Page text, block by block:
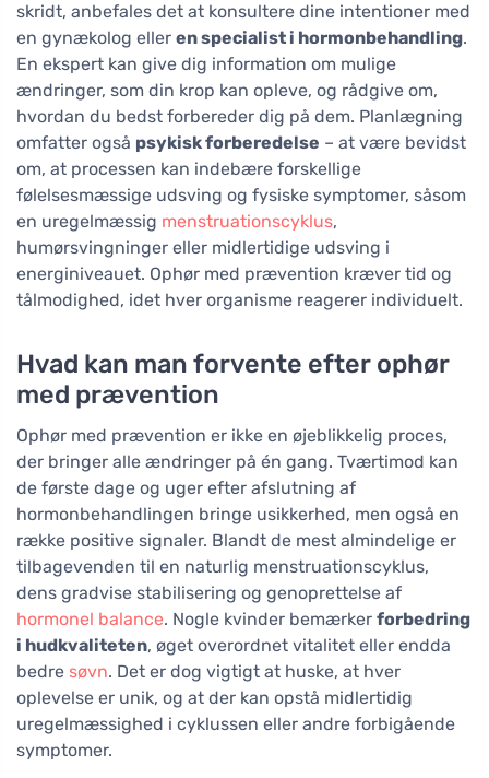
skridt, anbefales det at konsultere dine intentioner med
en gynækolog eller en specialist i hormonbehandling.
En ekspert kan give dig information om mulige
ændringer, som din krop kan opleve, og rådgive om,
hvordan du bedst forbereder dig på dem. Planlægning
omfatter også psykisk forberedelse – at være bevidst
om, at processen kan indebære forskellige
følelsesmæssige udsving og fysiske symptomer, såsom
en uregelmæssig menstruationscyklus,
humørsvingninger eller midlertidige udsving i
energiniveauet. Ophør med prævention kræver tid og
tålmodighed, idet hver organisme reagerer individuelt.
Hvad kan man forvente efter ophør
med prævention
Ophør med prævention er ikke en øjeblikkelig proces,
der bringer alle ændringer på én gang. Tværtimod kan
de første dage og uger efter afslutning af
hormonbehandlingen bringe usikkerhed, men også en
række positive signaler. Blandt de mest almindelige er
tilbagevenden til en naturlig menstruationscyklus,
dens gradvise stabilisering og genoprettelse af
hormonel balance. Nogle kvinder bemærker forbedring
i hudkvaliteten, øget overordnet vitalitet eller endda
bedre søvn. Det er dog vigtigt at huske, at hver
oplevelse er unik, og at der kan opstå midlertidig
uregelmæssighed i cyklussen eller andre forbigående
symptomer.